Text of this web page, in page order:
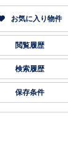
お気に入り物件
閲覧履歴
検索履歴
保存条件